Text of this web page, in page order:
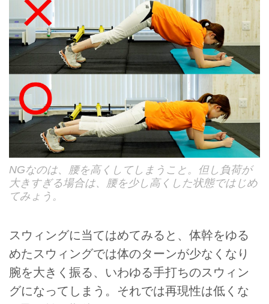
NGなのは、腰を高くしてしまうこと。但し負荷が
大きすぎる場合は、腰を少し高くした状態ではじめ
てみょう。
スウィングに当てはめてみると、体幹をゆる
めたスウィングでは体のターンが少なくなり
腕を大きく振る、いわゆる手打ちのスウィン
グになってしまう。それでは再現性は低くな